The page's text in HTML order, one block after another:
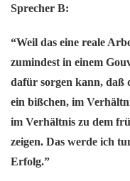
Sprecher B:
“Weil das eine reale
zumindest in einem
dafür sorgen kann, daß
ein bißchen, im
im Verhältnis zu dem
zeigen. Das werde ich
Erfolg.”